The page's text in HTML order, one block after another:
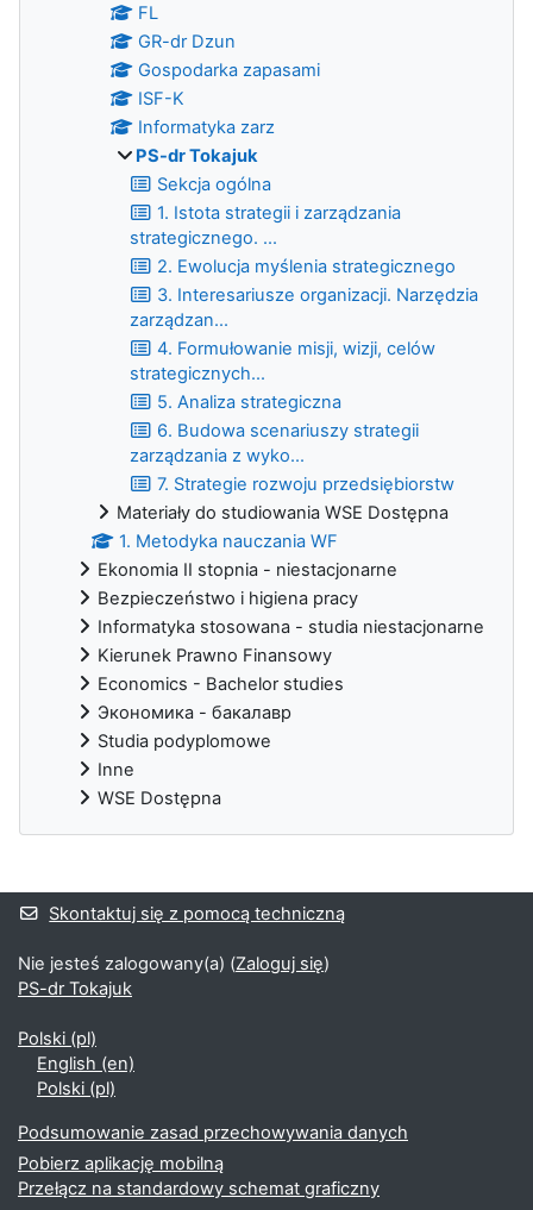
FL
GR-dr Dzun
Gospodarka zapasami
ISF-K
Informatyka zarz
PS-dr Tokajuk
Sekcja ogólna
1. Istota strategii i zarządzania
strategicznego. ...
2. Ewolucja myślenia strategicznego
3. Interesariusze organizacji. Narzędzia
zarządzan...
4. Formułowanie misji, wizji, celów
strategicznych...
5. Analiza strategiczna
6. Budowa scenariuszy strategii
zarządzania z wyko...
7. Strategie rozwoju przedsiębiorstw
Materiały do studiowania WSE Dostępna
1. Metodyka nauczania WF
Ekonomia II stopnia - niestacjonarne
Bezpieczeństwo i higiena pracy
Informatyka stosowana - studia niestacjonarne
Kierunek Prawno Finansowy
Economics - Bachelor studies
Экономика - бакалавр
Studia podyplomowe
Inne
WSE Dostępna
Bloki uzupełniające
Skontaktuj się z pomocą techniczną
Nie jesteś zalogowany(a) (Zaloguj się)
PS-dr Tokajuk
Polski ‎(pl)‎
English ‎(en)‎
Polski ‎(pl)‎
Podsumowanie zasad przechowywania danych
Pobierz aplikację mobilną
Przełącz na standardowy schemat graficzny